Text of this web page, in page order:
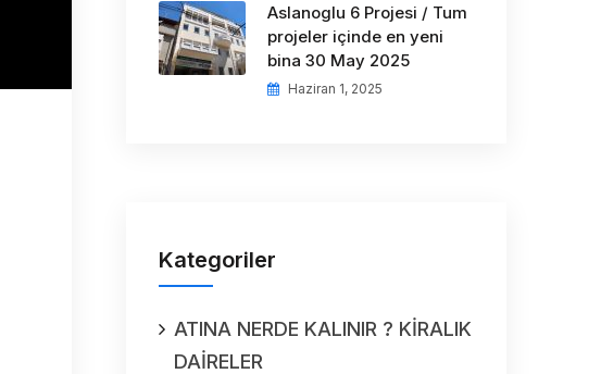
Aslanoglu 6 Projesi / Tum
projeler içinde en yeni
bina 30 May 2025
Haziran 1, 2025
Kategoriler
ATINA NERDE KALINIR ? KİRALIK
DAİRELER